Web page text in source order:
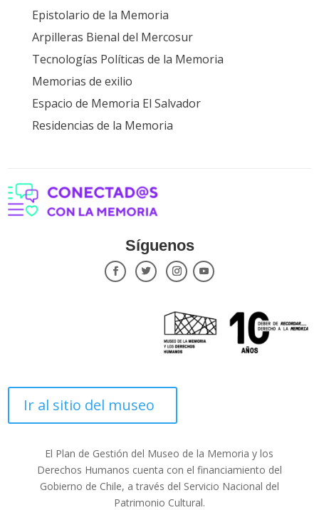
Epistolario de la Memoria
Arpilleras Bienal del Mercosur
Tecnologías Políticas de la Memoria
Memorias de exilio
Espacio de Memoria El Salvador
Residencias de la Memoria
Síguenos
Ir al sitio del museo
El Plan de Gestión del Museo de la Memoria y los
Derechos Humanos cuenta con el financiamiento del
Gobierno de Chile, a través del Servicio Nacional del
Patrimonio Cultural.